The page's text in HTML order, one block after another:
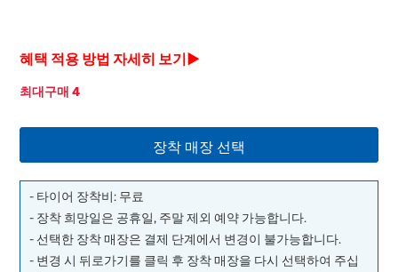
혜택 적용 방법 자세히 보기▶
최대구매 4
장착 매장 선택
- 타이어 장착비: 무료
- 장착 희망일은 공휴일, 주말 제외 예약 가능합니다.
- 선택한 장착 매장은 결제 단계에서 변경이 불가능합니다.
- 변경 시 뒤로가기를 클릭 후 장착 매장을 다시 선택하여 주십